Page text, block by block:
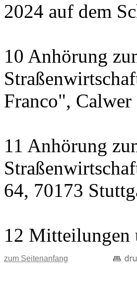
2024 auf dem
10 Anhörung
Franco",
11 Anhörung
64, 70173
12 Mitteilungen
zum Seitenanfang